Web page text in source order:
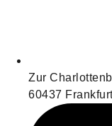
Zur
60437